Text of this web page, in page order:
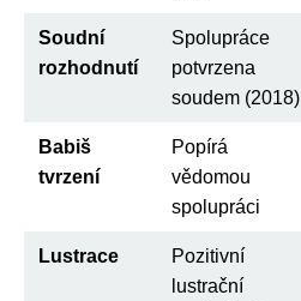
Soudní
rozhodnutí
Spolupráce
potvrzena
soudem (2018)
Babiš
tvrzení
Popírá
vědomou
spolupráci
Lustrace
Pozitivní
lustrační